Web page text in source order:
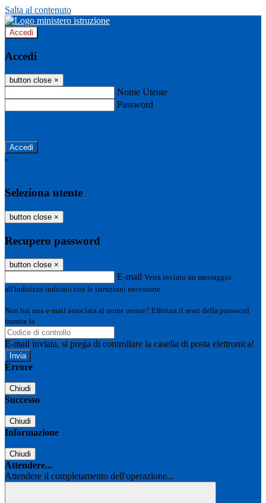
Salta al contenuto
Accedi
Accedi
button close ×
Nome Utente
Password
-
Seleziona utente
button close ×
Recupero password
button close ×
E-mail Verrà inviato un messaggio
all'indirizzo indicato con le istruzioni necessarie.
Non hai una e-mail associata al nome utente? Effettua il reset della password
tramite la
E-mail inviata, si prega di controllare la casella di posta elettronica!
Errore
Chiudi
Successo
Chiudi
Informazione
Chiudi
Attendere...
Attendere il completamento dell'operazione...